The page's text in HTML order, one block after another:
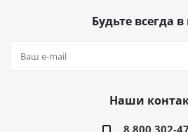
Будьте всегда в
Наши
8 800 302-